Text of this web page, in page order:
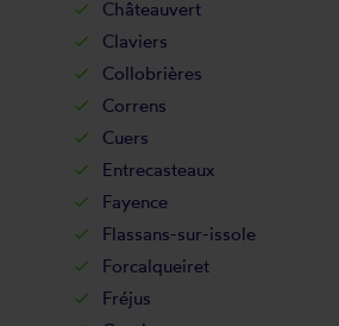
Châteauvert
Claviers
Collobrières
Correns
Cuers
Entrecasteaux
Fayence
Flassans-sur-issole
Forcalqueiret
Fréjus